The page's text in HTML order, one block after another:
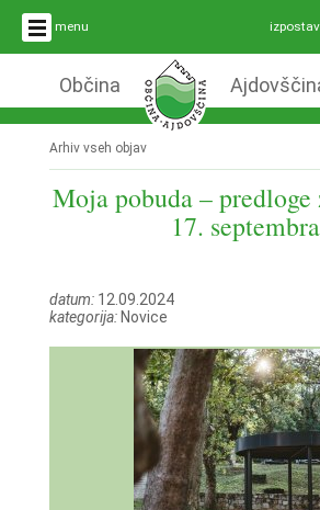
menu
Občina
Arhiv vseh objav
Moja pobuda –
17. septembra
datum:12.09.2024
kategorija:Novice